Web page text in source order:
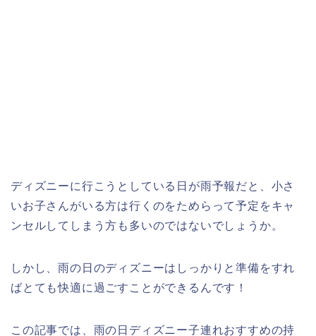
ディズニーに行こうとしている日が雨予報だと、小さ
いお子さんがいる方は行くのをためらって予定をキャ
ンセルしてしまう方も多いのではないでしょうか。
しかし、雨の日のディズニーはしっかりと準備をすれ
ばとても快適に過ごすことができるんです！
この記事では、雨の日ディズニー子連れおすすめの持